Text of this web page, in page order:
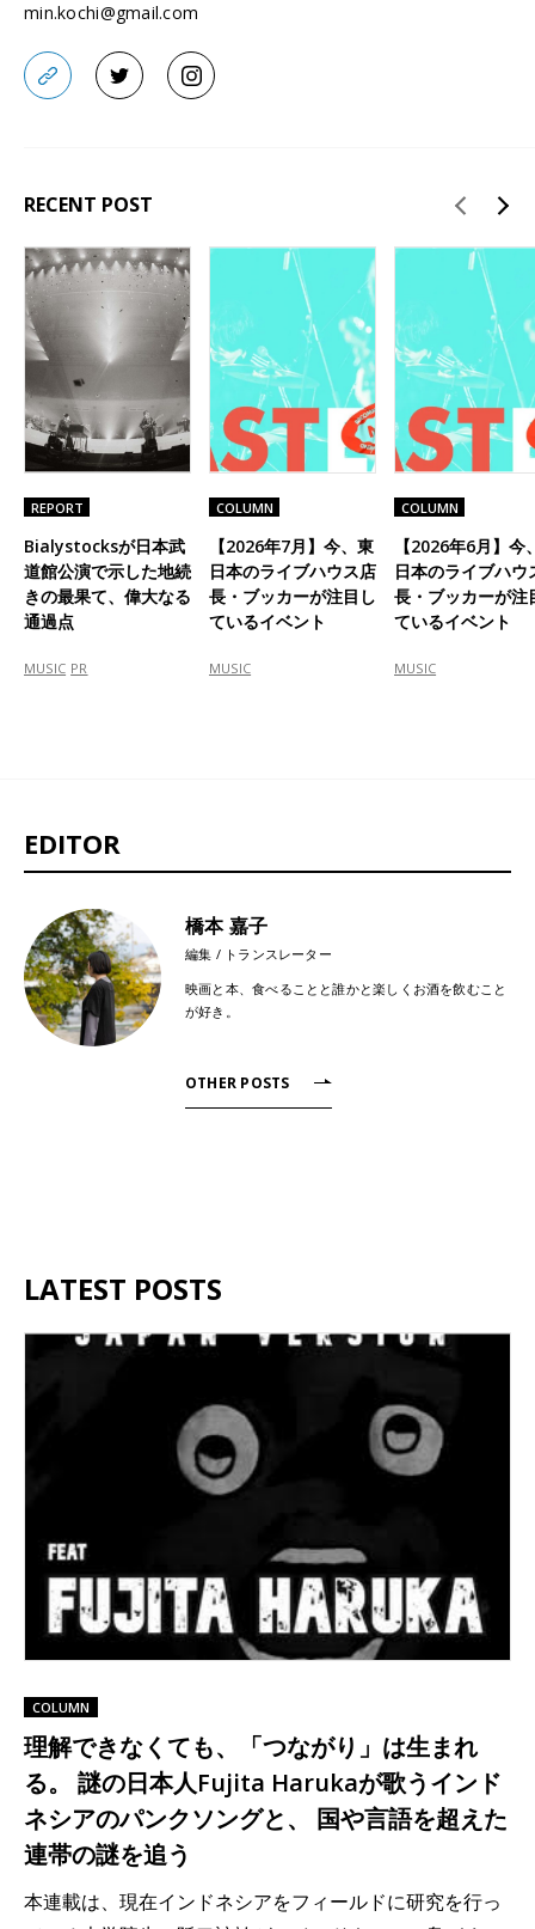
min.kochi@gmail.com
RECENT POST
REPORT
Bialystocksが日本武
道館公演で示した地続
きの最果て、偉大なる
通過点
MUSIC PR
COLUMN
【2026年7月】今、東
日本のライブハウス店
長・ブッカーが注目し
ているイベント
MUSIC
COLUMN
【2026年6月】今
日本のライブハウ
長・ブッカーが注
ているイベント
MUSIC
EDITOR
橋本 嘉子
編集 / トランスレーター
映画と本、食べることと誰かと楽しくお酒を飲むこと
が好き。
OTHER POSTS
LATEST POSTS
COLUMN
理解できなくても、「つながり」は生まれ
る。 謎の日本人Fujita Harukaが歌うインド
ネシアのパンクソングと、 国や言語を超えた
連帯の謎を追う
本連載は、現在インドネシアをフィールドに研究を行っ